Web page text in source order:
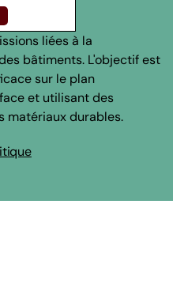
liées à la
bâtiments. L'objectif est
sur le plan
et utilisant des
matériaux durables.